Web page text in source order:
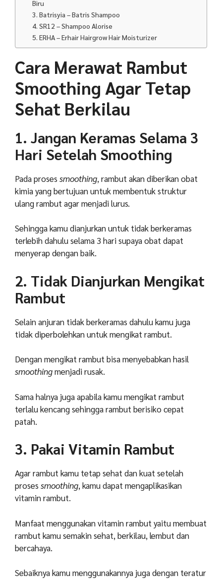
Biru
3. Batrisyia – Batris Shampoo
4. SR12 – Shampoo Alorise
5. ERHA – Erhair Hairgrow Hair Moisturizer
Cara Merawat Rambut
Smoothing Agar Tetap
Sehat Berkilau
1. Jangan Keramas Selama 3
Hari Setelah Smoothing
Pada proses smoothing, rambut akan diberikan obat
kimia yang bertujuan untuk membentuk struktur
ulang rambut agar menjadi lurus.
Sehingga kamu dianjurkan untuk tidak berkeramas
terlebih dahulu selama 3 hari supaya obat dapat
menyerap dengan baik.
2. Tidak Dianjurkan Mengikat
Rambut
Selain anjuran tidak berkeramas dahulu kamu juga
tidak diperbolehkan untuk mengikat rambut.
Dengan mengikat rambut bisa menyebabkan hasil
smoothingmenjadi rusak.
Sama halnya juga apabila kamu mengikat rambut
terlalu kencang sehingga rambut berisiko cepat
patah.
3. Pakai Vitamin Rambut
Agar rambut kamu tetap sehat dan kuat setelah
proses smoothing, kamu dapat mengaplikasikan
vitamin rambut.
Manfaat menggunakan vitamin rambut yaitu membuat
rambut kamu semakin sehat, berkilau, lembut dan
bercahaya.
Sebaiknya kamu menggunakannya juga dengan teratur